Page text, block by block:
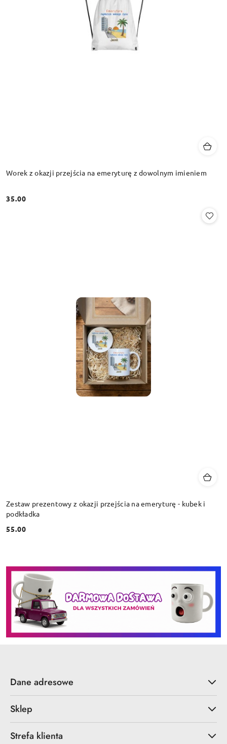
Worek z okazji przejścia na emeryturę z dowolnym imieniem
Cena:
35.00
Zestaw prezentowy z okazji przejścia na emeryturę - kubek i
podkładka
Cena:
55.00
Dane adresowe
Sklep
Strefa klienta